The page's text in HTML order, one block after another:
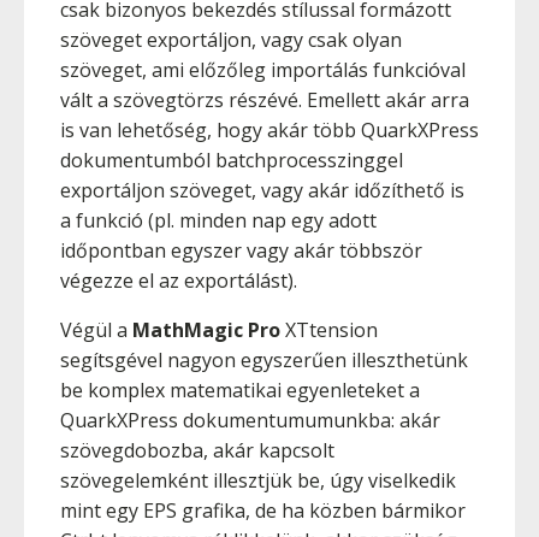
csak bizonyos bekezdés stílussal formázott
szöveget exportáljon, vagy csak olyan
szöveget, ami előzőleg importálás funkcióval
vált a szövegtörzs részévé. Emellett akár arra
is van lehetőség, hogy akár több QuarkXPress
dokumentumból batchprocesszinggel
exportáljon szöveget, vagy akár időzíthető is
a funkció (pl. minden nap egy adott
időpontban egyszer vagy akár többször
végezze el az exportálást).
Végül a MathMagic ProXTtension
segítsgével nagyon egyszerűen illeszthetünk
be komplex matematikai egyenleteket a
QuarkXPress dokumentumumunkba: akár
szövegdobozba, akár kapcsolt
szövegelemként illesztjük be, úgy viselkedik
mint egy EPS grafika, de ha közben bármikor